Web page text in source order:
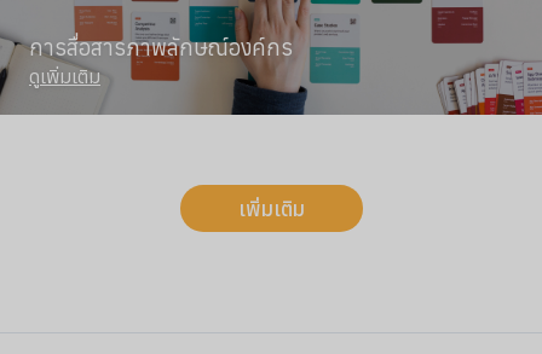
การสื่อสารภาพลักษณ์องค์กร
ดูเพิ่มเติม
เพิ่มเติม